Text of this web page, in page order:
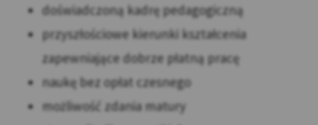
doświadczoną kadrę pedagogiczną
przyszłościowe kierunki kształcenia
zapewniające dobrze płatną pracę
naukę bez opłat czesnego
możliwość zdania matury